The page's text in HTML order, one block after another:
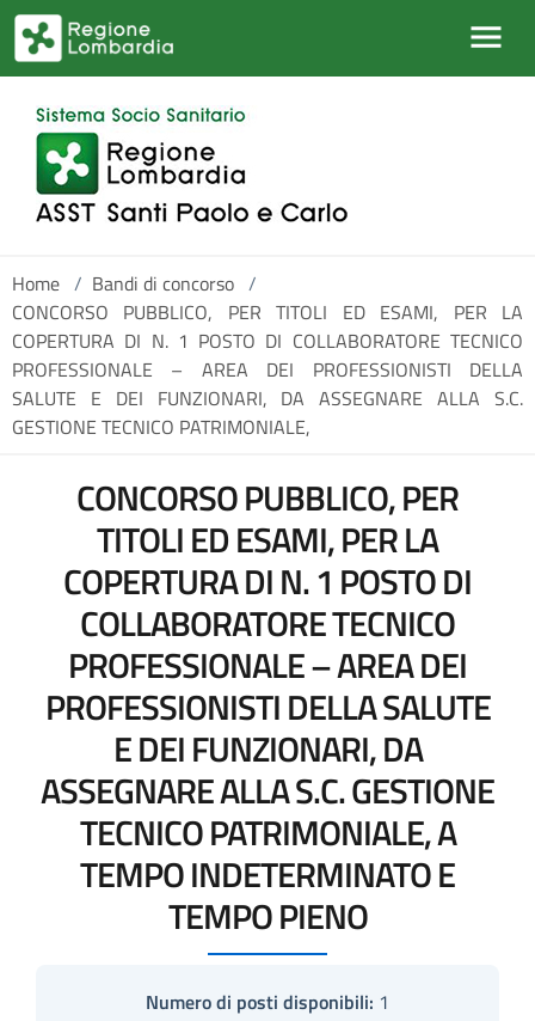
Salta al contenuto principale
Home / Bandi di concorso /
CONCORSO PUBBLICO, PER TITOLI ED ESAMI, PER LA
COPERTURA DI N. 1 POSTO DI COLLABORATORE TECNICO
PROFESSIONALE – AREA DEI PROFESSIONISTI DELLA
SALUTE E DEI FUNZIONARI, DA ASSEGNARE ALLA S.C.
GESTIONE TECNICO PATRIMONIALE,
CONCORSO PUBBLICO, PER
TITOLI ED ESAMI, PER LA
COPERTURA DI N. 1 POSTO DI
COLLABORATORE TECNICO
PROFESSIONALE – AREA DEI
PROFESSIONISTI DELLA SALUTE
E DEI FUNZIONARI, DA
ASSEGNARE ALLA S.C. GESTIONE
TECNICO PATRIMONIALE, A
TEMPO INDETERMINATO E
TEMPO PIENO
Numero di posti disponibili: 1